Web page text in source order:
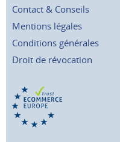
Contact & Conseils
Mentions légales
Conditions générales
Droit de révocation